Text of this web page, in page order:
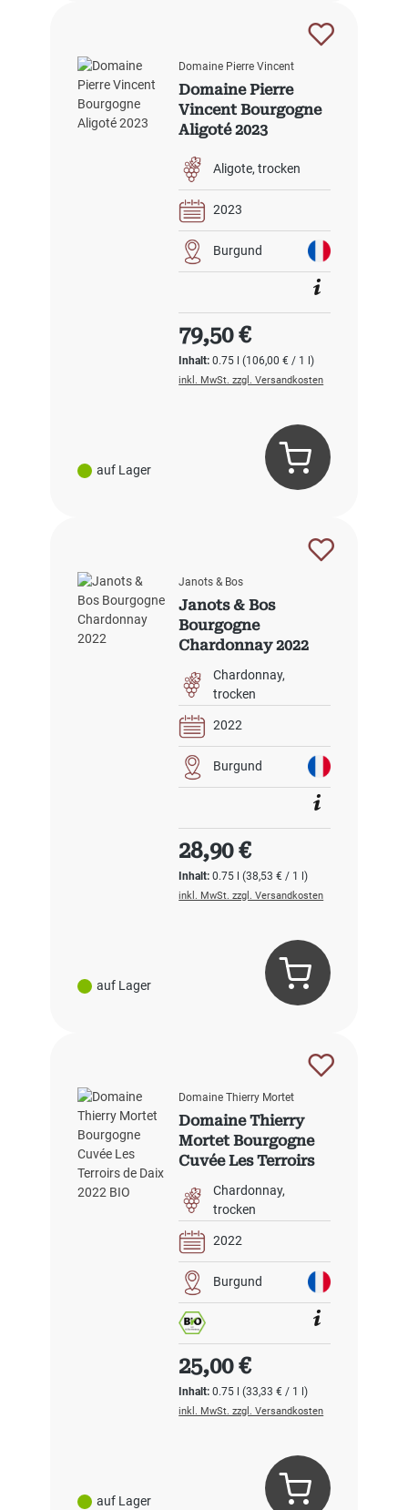
auf Lager
Domaine Pierre Vincent
Domaine Pierre
Vincent Bourgogne
Aligoté 2023
Aligote trocken
2023
Burgund
Inhalt:0.75 l(106,00 € / 1 l)
Regulärer Preis:
79,50 €
inkl. MwSt. zzgl. Versandkosten
auf Lager
Janots & Bos
Janots & Bos
Bourgogne
Chardonnay 2022
Chardonnay
trocken
2022
Burgund
Inhalt:0.75 l(38,53 € / 1 l)
Regulärer Preis:
28,90 €
inkl. MwSt. zzgl. Versandkosten
auf Lager
Domaine Thierry Mortet
Domaine Thierry
Mortet Bourgogne
Cuvée Les Terroirs
Chardonnay
trocken
2022
Burgund
Inhalt:0.75 l(33,33 € / 1 l)
Regulärer Preis:
25,00 €
inkl. MwSt. zzgl. Versandkosten